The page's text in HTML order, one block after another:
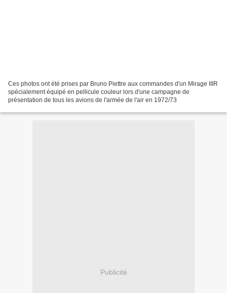
Ces photos ont été prises par Bruno Piettre aux commandes d'un Mirage IIIR
spécialement équipé en pellicule couleur lors d'une campagne de
présentation de tous les avions de l'armée de l'air en 1972/73
Publicité